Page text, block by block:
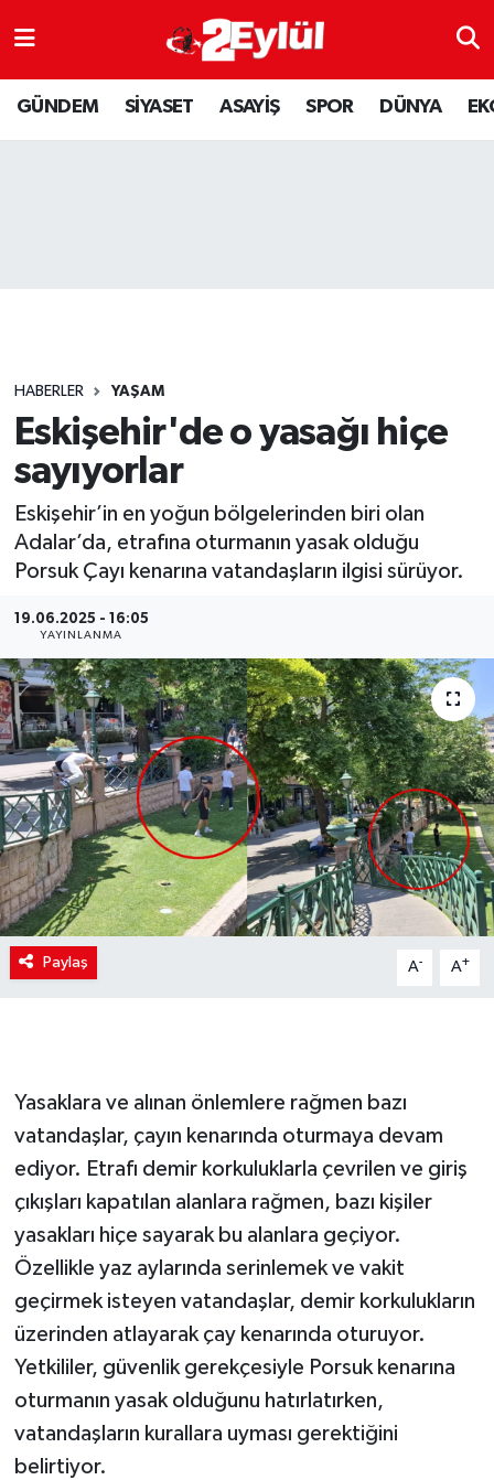
GÜNDEM SİYASET ASAYİŞ SPOR DÜNYA
HABERLER YAŞAM
Eskişehir'de o yasağı hiçe
sayıyorlar
Eskişehir’in en yoğun bölgelerinden biri olan
Adalar’da, etrafına oturmanın yasak olduğu
Porsuk Çayı kenarına vatandaşların ilgisi sürüyor.
19.06.2025 - 16:05
YAYINLANMA
Paylaş A- A+
Yasaklara ve alınan önlemlere rağmen bazı
vatandaşlar, çayın kenarında oturmaya devam
ediyor. Etrafı demir korkuluklarla çevrilen ve giriş
çıkışları kapatılan alanlara rağmen, bazı kişiler
yasakları hiçe sayarak bu alanlara geçiyor.
Özellikle yaz aylarında serinlemek ve vakit
geçirmek isteyen vatandaşlar, demir korkulukların
üzerinden atlayarak çay kenarında oturuyor.
Yetkililer, güvenlik gerekçesiyle Porsuk kenarına
oturmanın yasak olduğunu hatırlatırken,
vatandaşların kurallara uyması gerektiğini
belirtiyor.
ASAYİŞ
DÜNYA
SPOR
YAŞAM
Nöbetçi Eczaneler
Hava Durumu
Son Dakika Haberleri
Haber Arşivi